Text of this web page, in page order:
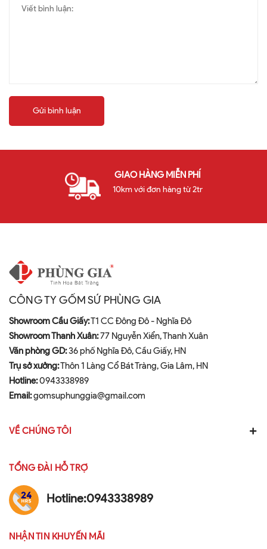
Gửi bình luận
GIAO HÀNG MIỄN PHÍ
10km với đơn hàng từ 2tr
CÔNG TY GỐM SỨ PHÙNG GIA
Showroom Cầu Giấy:T1 CC Đông Đô - Nghĩa Đô
Showroom Thanh Xuân:77 Nguyễn Xiển, Thanh Xuân
Văn phòng GD:36 phố Nghĩa Đô, Cầu Giấy, HN
Trụ sở xưởng:Thôn 1 Làng Cổ Bát Tràng, Gia Lâm, HN
Hotline:0943338989
Email:gomsuphunggia@gmail.com
VỀ CHÚNG TÔI
TỔNG ĐÀI HỖ TRỢ
Hotline:0943338989
NHẬN TIN KHUYẾN MÃI